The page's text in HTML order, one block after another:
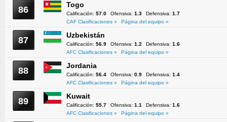
86 Togo
Calificación: 57.0 Ofensiva: 1.3 Defensiva: 1.7
CAF Clasificaciones »
Página del equipo »
87 Uzbekistán
Calificación: 56.9 Ofensiva: 1.2 Defensiva: 1.6
AFC Clasificaciones »
Página del equipo »
88 Jordania
Calificación: 56.4 Ofensiva: 0.9 Defensiva: 1.4
AFC Clasificaciones »
Página del equipo »
89 Kuwait
Calificación: 55.7 Ofensiva: 1.1 Defensiva: 1.6
AFC Clasificaciones »
Página del equipo »